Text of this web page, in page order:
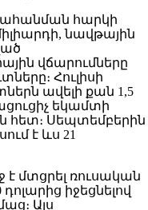
հարկի
նավթային
վճարումները
Հուլիսի
ավելի քան 1,5
եկամտի
հետ։ Սեպտեմբերին
է ևս 21
է մտցրել ռուսական
իջեցնելով
Այս